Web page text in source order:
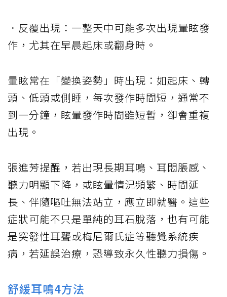
．反覆出現：一整天中可能多次出現暈眩發
作，尤其在早晨起床或翻身時。
暈眩常在「變換姿勢」時出現：如起床、轉
頭、低頭或側睡，每次發作時間短，通常不
到一分鐘，眩暈發作時間雖短暫，卻會重複
出現。
張進芳提醒，若出現長期耳鳴、耳悶脹感、
聽力明顯下降，或眩暈情況頻繁、時間延
長、伴隨嘔吐無法站立，應立即就醫。這些
症狀可能不只是單純的耳石脫落，也有可能
是突發性耳聾或梅尼爾氏症等聽覺系統疾
病，若延誤治療，恐導致永久性聽力損傷。
舒緩耳鳴4方法